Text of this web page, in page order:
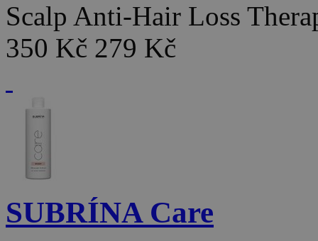
Scalp Anti-Hair Loss
350 Kč 279 Kč
SUBRÍNA Care